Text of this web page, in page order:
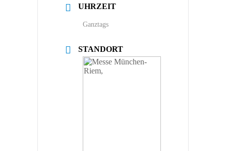
UHRZEIT
Ganztags
STANDORT